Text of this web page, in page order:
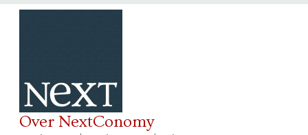
Over NextConomy